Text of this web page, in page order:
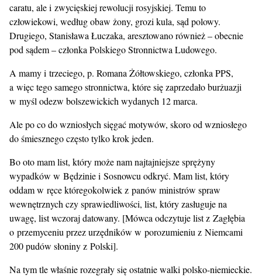
caratu, ale i zwycięskiej rewolucji rosyjskiej. Temu to
człowiekowi, według obaw żony, grozi kula, sąd polowy.
Drugiego, Stanisława Łuczaka, aresztowano również – obecnie
pod sądem – członka Polskiego Stronnictwa Ludowego.
A mamy i trzeciego, p. Romana Żółtowskiego, członka PPS,
a więc tego samego stronnictwa, które się zaprzedało burżuazji
w myśl odezw bolszewickich wydanych 12 marca.
Ale po co do wzniosłych sięgać motywów, skoro od wzniosłego
do śmiesznego często tylko krok jeden.
Bo oto mam list, który może nam najtajniejsze sprężyny
wypadków w Będzinie i Sosnowcu odkryć. Mam list, który
oddam w ręce któregokolwiek z panów ministrów spraw
wewnętrznych czy sprawiedliwości, list, który zasługuje na
uwagę, list wczoraj datowany. [Mówca odczytuje list z Zagłębia
o przemyceniu przez urzędników w porozumieniu z Niemcami
200 pudów słoniny z Polski].
Na tym tle właśnie rozegrały się ostatnie walki polsko-niemieckie.